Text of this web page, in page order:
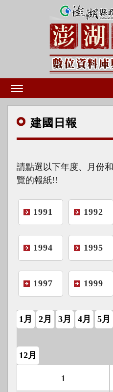
建國 日報
請點選以下年度、月份
覽的報紙!!
1991 1992
1994 1995
1997 1999
1月 2月 3月 4月 5月
12月
1